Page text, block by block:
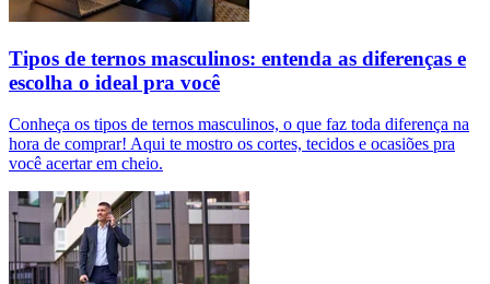
Tipos de ternos masculinos: entenda as diferenças e
escolha o ideal pra você
Conheça os tipos de ternos masculinos, o que faz toda diferença na
hora de comprar! Aqui te mostro os cortes, tecidos e ocasiões pra
você acertar em cheio.